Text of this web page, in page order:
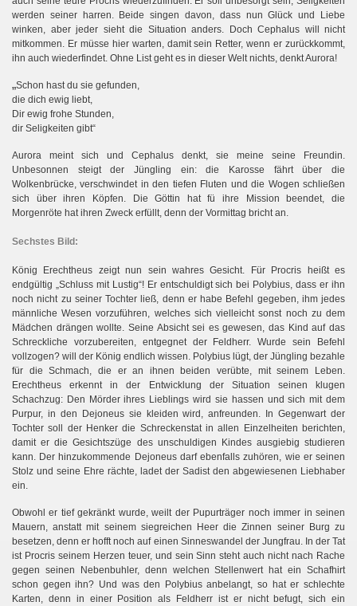
werden seiner harren. Beide singen davon, dass nun Glück und Liebe
winken, aber jeder sieht die Situation anders. Doch Cephalus will nicht
mitkommen. Er müsse hier warten, damit sein Retter, wenn er zurückkommt,
ihn auch wiederfindet. Ohne List geht es in dieser Welt nichts, denkt Aurora!
„Schon hast du sie gefunden,
die dich ewig liebt,
Dir ewig frohe Stunden,
dir Seligkeiten gibt“
Aurora meint sich und Cephalus denkt, sie meine seine Freundin.
Unbesonnen steigt der Jüngling ein: die Karosse fährt über die
Wolkenbrücke, verschwindet in den tiefen Fluten und die Wogen schließen
sich über ihren Köpfen. Die Göttin hat fü ihre Mission beendet, die
Morgenröte hat ihren Zweck erfüllt, denn der Vormittag bricht an.
Sechstes Bild:
König Erechtheus zeigt nun sein wahres Gesicht. Für Procris heißt es
endgültig „Schluss mit Lustig“! Er entschuldigt sich bei Polybius, dass er ihn
noch nicht zu seiner Tochter ließ, denn er habe Befehl gegeben, ihm jedes
männliche Wesen vorzuführen, welches sich vielleicht sonst noch zu dem
Mädchen drängen wollte. Seine Absicht sei es gewesen, das Kind auf das
Schreckliche vorzubereiten, entgegnet der Feldherr. Wurde sein Befehl
vollzogen? will der König endlich wissen. Polybius lügt, der Jüngling bezahle
für die Schmach, die er an ihnen beiden verübte, mit seinem Leben.
Erechtheus erkennt in der Entwicklung der Situation seinen klugen
Schachzug: Den Mörder ihres Lieblings wird sie hassen und sich mit dem
Purpur, in den Dejoneus sie kleiden wird, anfreunden. In Gegenwart der
Tochter soll der Henker die Schreckenstat in allen Einzelheiten berichten,
damit er die Gesichtszüge des unschuldigen Kindes ausgiebig studieren
kann. Der hinzukommende Dejoneus darf ebenfalls zuhören, wie er seinen
Stolz und seine Ehre rächte, ladet der Sadist den abgewiesenen Liebhaber
ein.
Obwohl er tief gekränkt wurde, weilt der Pupurträger noch immer in seinen
Mauern, anstatt mit seinem siegreichen Heer die Zinnen seiner Burg zu
besetzen, denn er hofft noch auf einen Sinneswandel der Jungfrau. In der Tat
ist Procris seinem Herzen teuer, und sein Sinn steht auch nicht nach Rache
gegen seinen Nebenbuhler, denn welchen Stellenwert hat ein Schafhirt
schon gegen ihn? Und was den Polybius anbelangt, so hat er schlechte
Karten, denn in einer Position als Feldherr ist er nicht befugt, sich ein